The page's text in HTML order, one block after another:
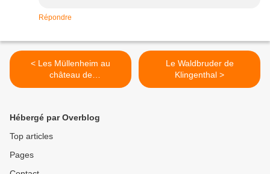
Répondre
< Les Müllenheim au
château de
Rathsamhausen
Le Waldbruder de
Klingenthal >
Hébergé par Overblog
Top articles
Pages